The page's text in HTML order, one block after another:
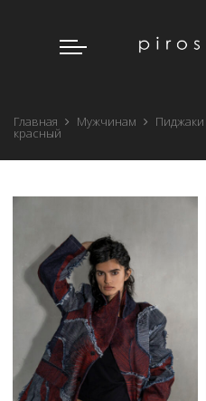
Главная Мужчинам Пиджаки
красный